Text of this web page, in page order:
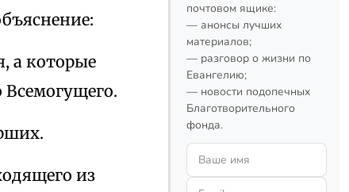
а которые
Всемогущего.
из
почтовом ящике:
— анонсы лучших
материалов;
— разговор о жизни по
Евангелию;
— новости подопечных
Благотворительного
фонда.